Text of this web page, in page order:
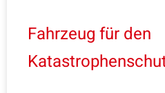
Fahrzeug für den